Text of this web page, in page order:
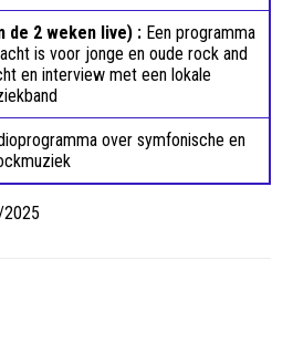
de 2 weken live) : Een programma
is voor jonge en oude rock and
en interview met een lokale
over symfonische en